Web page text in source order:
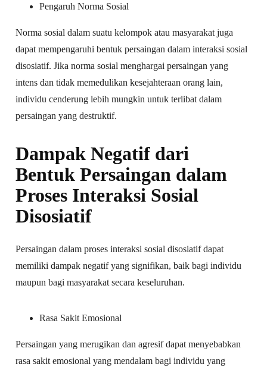
Pengaruh Norma Sosial
Norma sosial dalam suatu kelompok atau masyarakat juga
dapat mempengaruhi bentuk persaingan dalam interaksi sosial
disosiatif. Jika norma sosial menghargai persaingan yang
intens dan tidak memedulikan kesejahteraan orang lain,
individu cenderung lebih mungkin untuk terlibat dalam
persaingan yang destruktif.
Dampak Negatif dari
Bentuk Persaingan dalam
Proses Interaksi Sosial
Disosiatif
Persaingan dalam proses interaksi sosial disosiatif dapat
memiliki dampak negatif yang signifikan, baik bagi individu
maupun bagi masyarakat secara keseluruhan.
Rasa Sakit Emosional
Persaingan yang merugikan dan agresif dapat menyebabkan
rasa sakit emosional yang mendalam bagi individu yang